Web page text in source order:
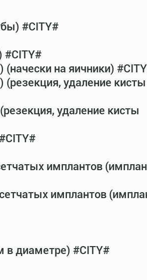
#CITY#
#CITY#
(начески на яичники)
(резекция, удаление кисты
удаление кисты
имплантов
имплантов
в диаметре) #CITY#